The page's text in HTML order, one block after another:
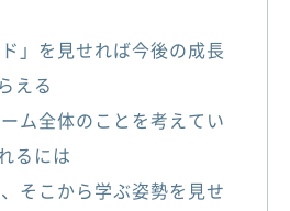
ド」を見せれば今後の成長
える
ーム全体のことを考えてい
るには
そこから学ぶ姿勢を見せ